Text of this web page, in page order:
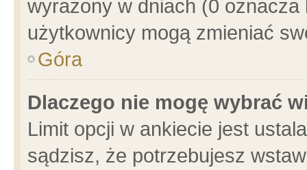
wyrażony w dniach (0
użytkownicy mogą zmieniać
Góra
Dlaczego nie mogę wybrać
Limit opcji w ankiecie jest
sądzisz, że potrzebujesz